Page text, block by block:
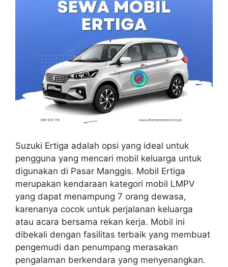
Suzuki Ertiga adalah opsi yang ideal untuk
pengguna yang mencari mobil keluarga untuk
digunakan di Pasar Manggis. Mobil Ertiga
merupakan kendaraan kategori mobil LMPV
yang dapat menampung 7 orang dewasa,
karenanya cocok untuk perjalanan keluarga
atau acara bersama rekan kerja. Mobil ini
dibekali dengan fasilitas terbaik yang membuat
pengemudi dan penumpang merasakan
pengalaman berkendara yang menyenangkan.